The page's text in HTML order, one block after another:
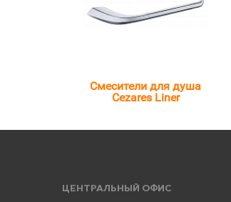
Смесители для душа
Cezares Liner
ЦЕНТРАЛЬНЫЙ ОФИС